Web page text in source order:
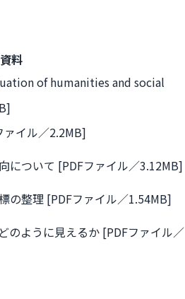
料
of humanities and social
ァイル／2.2MB]
について [PDFファイル／3.12MB]
の整理 [PDFファイル／1.54MB]
のように見えるか [PDFファイル／